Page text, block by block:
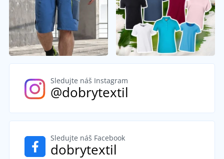
Sledujte náš Instagram
@dobrytextil
Sledujte náš Facebook
dobrytextil